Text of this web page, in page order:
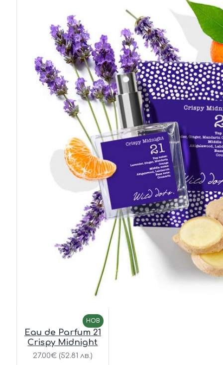
НОВ
Eau de Parfum 21
Crispy Midnight
27.00€ (52.81 лв.)